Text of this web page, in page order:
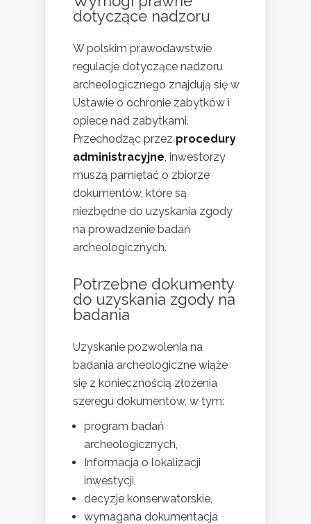
dotyczące nadzoru
W polskim prawodawstwie
regulacje dotyczące nadzoru
archeologicznego znajdują się w
Ustawie o ochronie zabytków i
opiece nad zabytkami.
Przechodząc przez procedury
administracyjne , inwestorzy
muszą pamiętać o zbiorze
dokumentów, które są
niezbędne do uzyskania zgody
na prowadzenie badań
archeologicznych.
Potrzebne dokumenty
do uzyskania zgody na
badania
Uzyskanie pozwolenia na
badania archeologiczne wiąże
się z koniecznością złożenia
szeregu dokumentów, w tym:
program badań
archeologicznych,
Informacja o lokalizacji
inwestycji,
decyzje konserwatorskie,
wymagana dokumentacja